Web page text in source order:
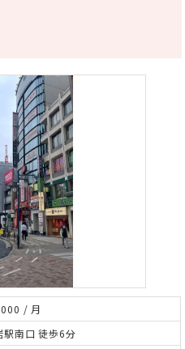
/ 月
駅南口 徒歩6分